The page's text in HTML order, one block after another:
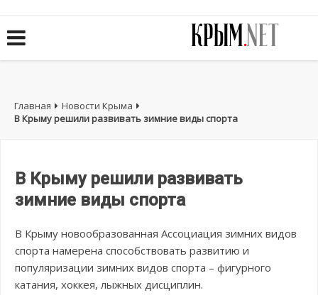
Главная
Новости Крыма
В Крыму решили развивать зимние виды спорта
В Крыму решили развивать
зимние виды спорта
В Крыму новообразованная Ассоциация зимних видов
спорта намерена способствовать развитию и
популяризации зимних видов спорта – фигурного
катания, хоккея, лыжных дисциплин.